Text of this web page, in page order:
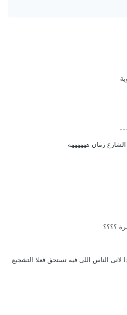
الشارع زمان ههههههه
؟؟؟؟
لانى الناس اللى فيه تستحق فعلا التشجيع